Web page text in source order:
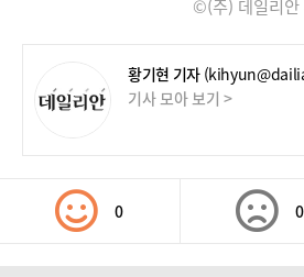
©(주) 데일리안
황기현 기자
기사 모아 보기 >
0 0